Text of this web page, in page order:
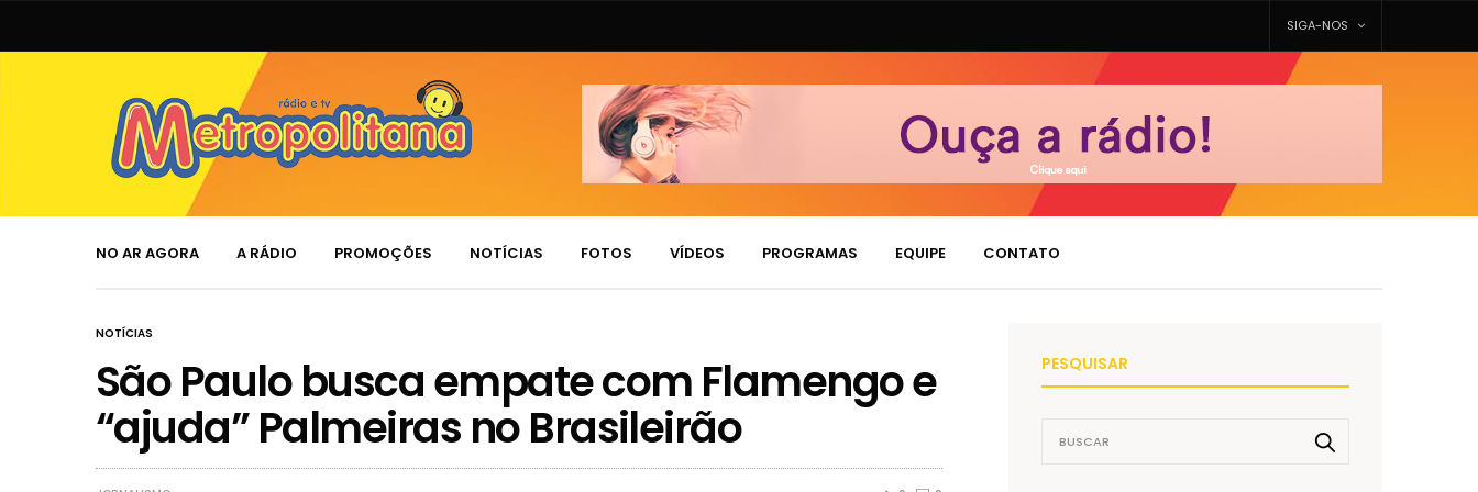
SIGA-NOS
NO AR AGORA A RÁDIO PROMOÇÕES NOTÍCIAS FOTOS VÍDEOS PROGRAMAS EQUIPE CONTATO
NOTÍCIAS
São Paulo busca empate com Flamengo e
“ajuda” Palmeiras no Brasileirão
PESQUISAR